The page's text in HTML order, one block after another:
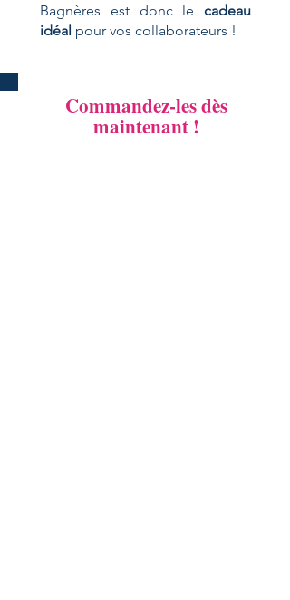
Bagnères est donc le cadeau
idéal pour vos collaborateurs !
Commandez-les dès
maintenant !